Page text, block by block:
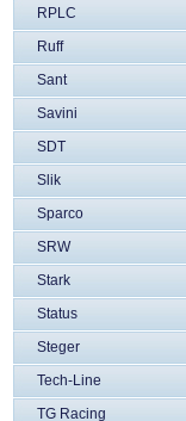
RPLC
Ruff
Sant
Savini
SDT
Slik
Sparco
SRW
Stark
Status
Steger
Tech-Line
TG Racing